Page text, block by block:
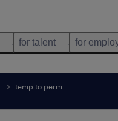
for talent for
temp to perm